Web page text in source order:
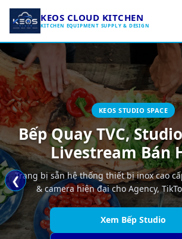
KEOS CLOUD KITCHEN
KITCHEN EQUIPMENT SUPPLY & DESIGN
Khám Phá 15 Mô Hình
KEOS STUDIO SPACE
Bếp Quay TVC,
Livestream Bán
Trang bị sẵn hệ thống thiết bị inox cao
& camera hiện đại cho Agency,
Xem Bếp Studio
Dịch Vụ R&D
Thuê Bếp Trung Tâm
Gói Ươm Tạo Startup
Khám Phá Event Space
❮